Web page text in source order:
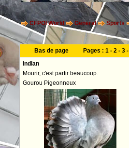
CFPOI World General Sports
Bas de page Pages : 1- 2- 3-
indian
Mourir, c'est partir beaucoup.
Gourou Pigeonneux